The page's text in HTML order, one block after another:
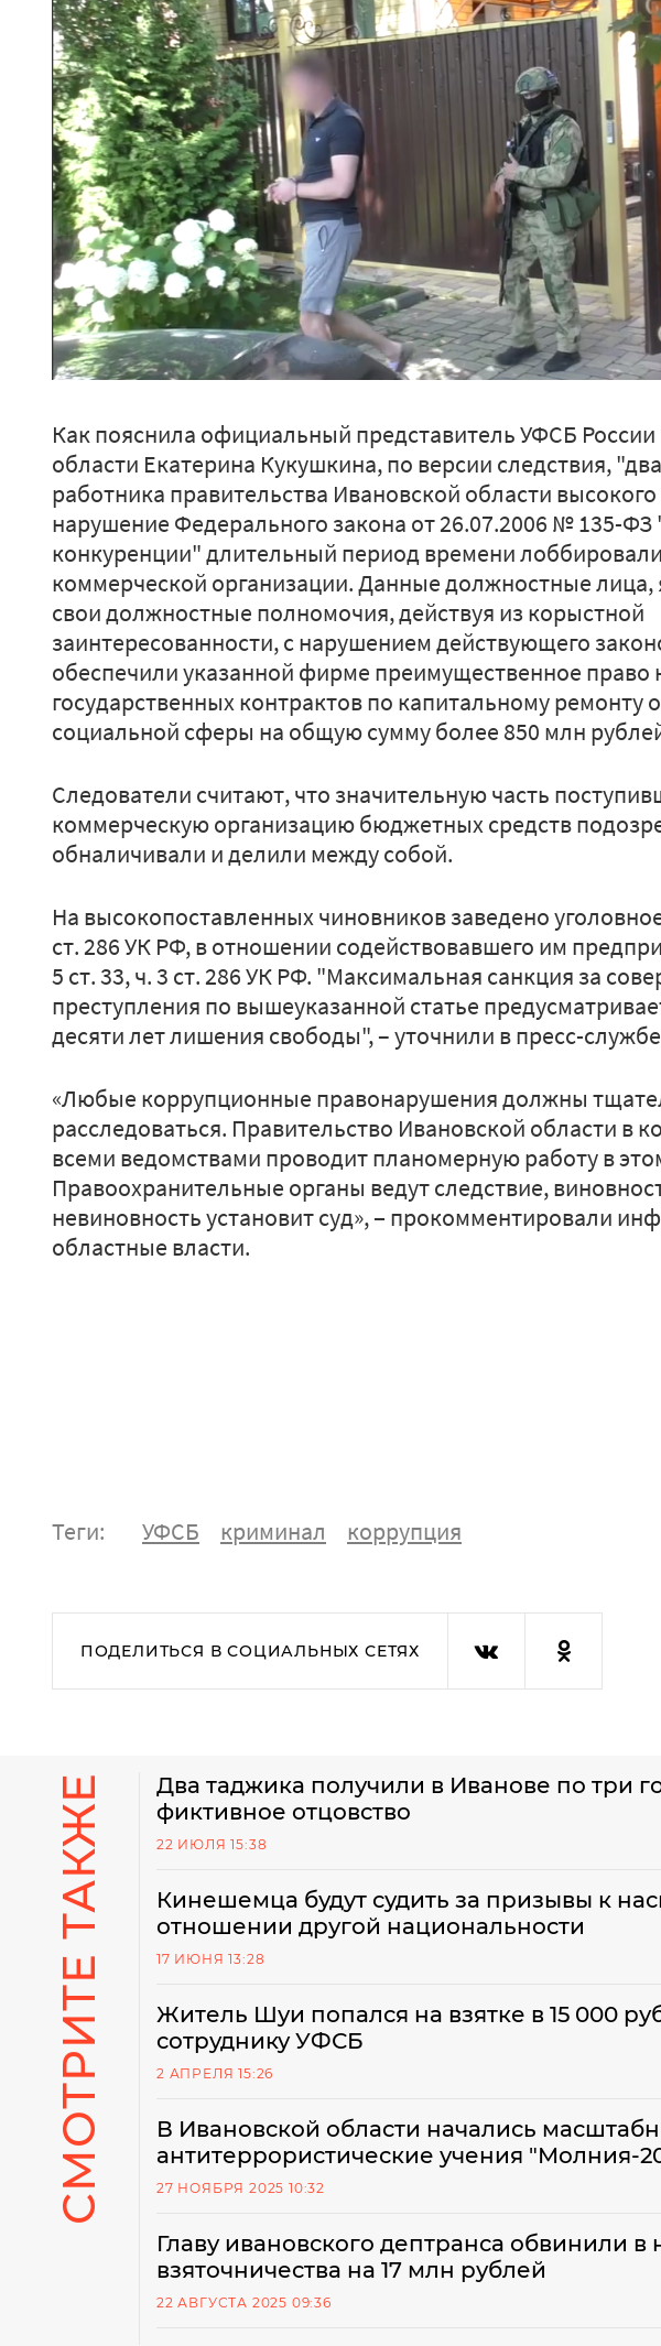
Как пояснила официальный представитель УФСБ
области Екатерина Кукушкина, по версии следствия,
работника правительства Ивановской области
нарушение Федерального закона от 26.07.2006 № 135-
конкуренции" длительный период времени
коммерческой организации. Данные должностные
свои должностные полномочия, действуя из корыстной
заинтересованности, с нарушением действующего
обеспечили указанной фирме преимущественное право
государственных контрактов по капитальному ремонту
социальной сферы на общую сумму более 850 млн
Следователи считают, что значительную часть
коммерческую организацию бюджетных средств
обналичивали и делили между собой.
На высокопоставленных чиновников заведено
ст. 286 УК РФ, в отношении содействовавшего им
5 ст. 33, ч. 3 ст. 286 УК РФ. "Максимальная санкция за
преступления по вышеуказанной статье
десяти лет лишения свободы", – уточнили в пресс-
«Любые коррупционные правонарушения должны
расследоваться. Правительство Ивановской области в
всеми ведомствами проводит планомерную работу в
Правоохранительные органы ведут следствие,
невиновность установит суд», ‒ прокомментировали
областные власти.
Теги: УФСБ криминал коррупция
ПОДЕЛИТЬСЯ В СОЦИАЛЬНЫХ СЕТЯХ
СМОТРИТЕ ТАКЖЕ
Два таджика получили в Иванове по три
фиктивное отцовство
22 ИЮЛЯ 15:38
Кинешемца будут судить за призывы к
отношении другой национальности
17 ИЮНЯ 13:28
Житель Шуи попался на взятке в 15 000
сотруднику УФСБ
2 АПРЕЛЯ 15:26
В Ивановской области начались
антитеррористические учения "Молния-
27 НОЯБРЯ 2025 10:32
Главу ивановского дептранса обвинили
взяточничества на 17 млн рублей
22 АВГУСТА 2025 09:36